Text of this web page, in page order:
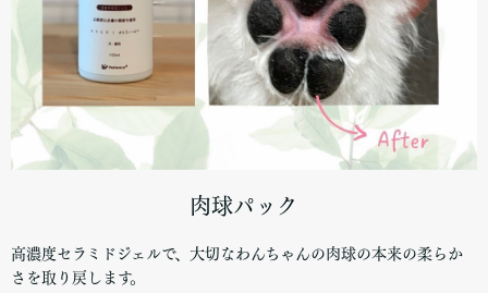
肉球パック
高濃度セラミドジェルで、大切なわんちゃんの肉球の本来の柔らか
さを取り戻します。